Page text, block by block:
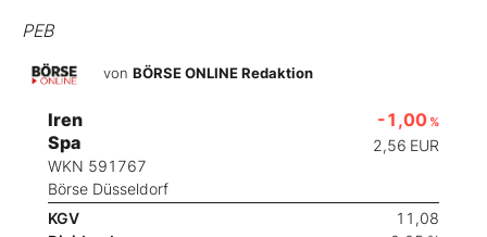
PEB
von BÖRSE ONLINE Redaktion
Iren
Spa
WKN 591767
Börse Düsseldorf
-1,00 %
2,56 EUR
KGV
11,08